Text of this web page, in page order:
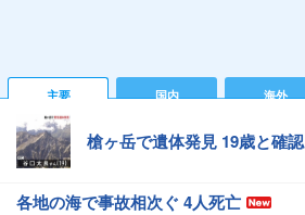
主要 国内 海外
槍ヶ岳で遺体発見 19歳と確認
各地の海で事故相次ぐ 4人死亡